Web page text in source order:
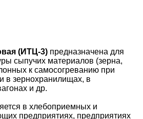
(ИТЦ-3) предназначена для
сыпучих материалов (зерна,
к самосогреванию при
в зернохранилищах, в
и др.
в хлебоприемных и
предприятиях, предприятиях